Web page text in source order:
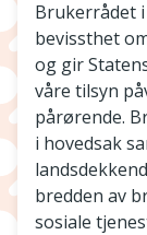
Brukerrådet
bevissthet
og gir
våre tilsyn
pårørende.
i hovedsak
bredden av
sosiale